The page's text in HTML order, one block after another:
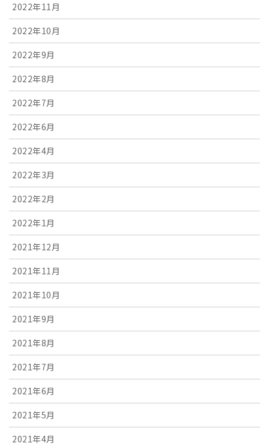
2022年11月
2022年10月
2022年9月
2022年8月
2022年7月
2022年6月
2022年4月
2022年3月
2022年2月
2022年1月
2021年12月
2021年11月
2021年10月
2021年9月
2021年8月
2021年7月
2021年6月
2021年5月
2021年4月